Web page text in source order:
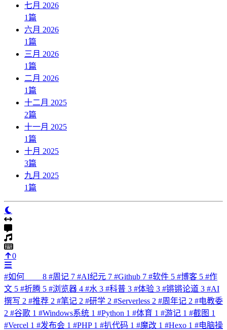
七月 2026
1篇
六月 2026
1篇
三月 2026
1篇
二月 2026
1篇
十二月 2025
2篇
十一月 2025
1篇
十月 2025
3篇
九月 2025
1篇
0
#如何____ 8 #周记 7 #AI纪元 7 #Github 7 #软件 5 #博客 5 #作
文 5 #折腾 5 #浏览器 4 #水 3 #科普 3 #体验 3 #锵锵论道 3 #AI
撰写 2 #推荐 2 #笔记 2 #研学 2 #Serverless 2 #周年记 2 #电教委
2 #谷歌 1 #Windows系统 1 #Python 1 #体育 1 #游记 1 #截图 1
#Vercel 1 #发布会 1 #PHP 1 #扒代码 1 #魔改 1 #Hexo 1 #电脑操